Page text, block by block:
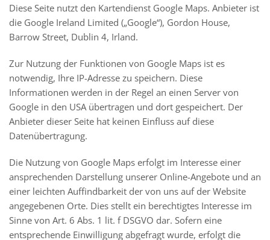
Diese Seite nutzt den Kartendienst Google Maps. Anbieter ist
die Google Ireland Limited („Google“), Gordon House,
Barrow Street, Dublin 4, Irland.
Zur Nutzung der Funktionen von Google Maps ist es
notwendig, Ihre IP-Adresse zu speichern. Diese
Informationen werden in der Regel an einen Server von
Google in den USA übertragen und dort gespeichert. Der
Anbieter dieser Seite hat keinen Einfluss auf diese
Datenübertragung.
Die Nutzung von Google Maps erfolgt im Interesse einer
ansprechenden Darstellung unserer Online-Angebote und an
einer leichten Auffindbarkeit der von uns auf der Website
angegebenen Orte. Dies stellt ein berechtigtes Interesse im
Sinne von Art. 6 Abs. 1 lit. f DSGVO dar. Sofern eine
entsprechende Einwilligung abgefragt wurde, erfolgt die